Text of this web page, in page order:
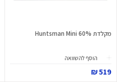
מקלדת Huntsman Mini 60%
הוסף להשוואה
519 ₪